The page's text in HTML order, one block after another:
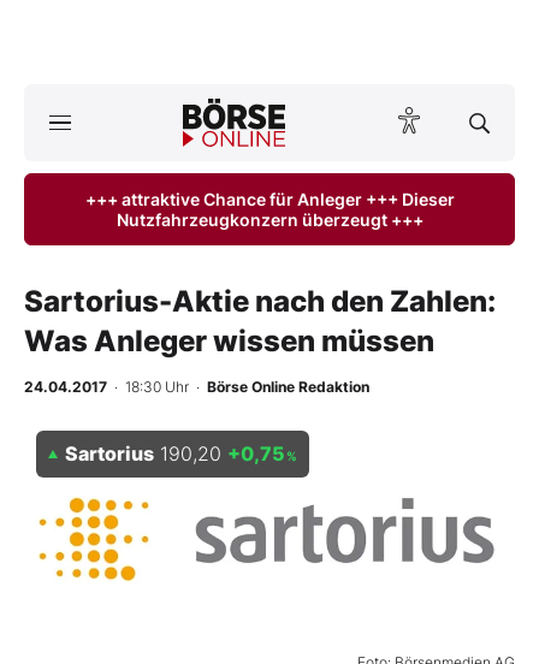
Anlageprodukte
Finanz-Check
Abo & Shop
Experten
Mein B:O
+++ attraktive Chance für Anleger +++ Dieser
Nutzfahrzeugkonzern überzeugt +++
Sartorius-Aktie nach den Zahlen:
Was Anleger wissen müssen
24.04.2017 · 18:30 Uhr · Börse Online Redaktion
Sartorius 190,20 +0,75 %